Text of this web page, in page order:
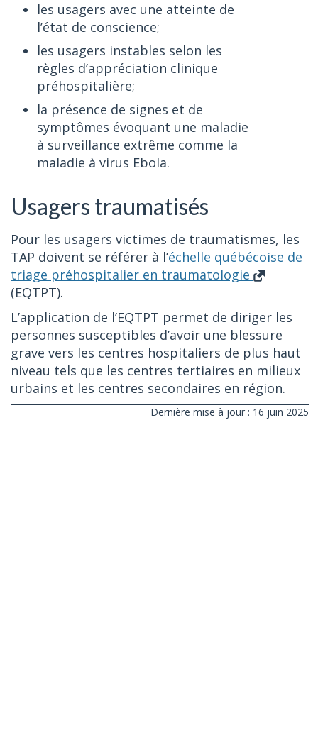
les usagers avec une atteinte de
l’état de conscience;
les usagers instables selon les
règles d’appréciation clinique
préhospitalière;
la présence de signes et de
symptômes évoquant une maladie
à surveillance extrême comme la
maladie à virus Ebola.
Usagers traumatisés
Pour les usagers victimes de traumatismes, les
TAP doivent se référer à l’échelle québécoise de
triage préhospitalier en traumatologie
(EQTPT).
L’application de l’EQTPT permet de diriger les
personnes susceptibles d’avoir une blessure
grave vers les centres hospitaliers de plus haut
niveau tels que les centres tertiaires en milieux
urbains et les centres secondaires en région.
Dernière mise à jour : 16 juin 2025